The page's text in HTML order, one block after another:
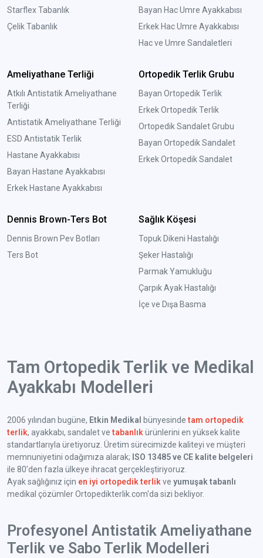
Starflex Tabanlık
Çelik Tabanlık
Bayan Hac Umre Ayakkabısı
Erkek Hac Umre Ayakkabısı
Hac ve Umre Sandaletleri
Ameliyathane Terliği
Atkılı Antistatik Ameliyathane
Terliği
Antistatik Ameliyathane Terliği
ESD Antistatik Terlik
Hastane Ayakkabısı
Bayan Hastane Ayakkabısı
Erkek Hastane Ayakkabısı
Ortopedik Terlik Grubu
Bayan Ortopedik Terlik
Erkek Ortopedik Terlik
Ortopedik Sandalet Grubu
Bayan Ortopedik Sandalet
Erkek Ortopedik Sandalet
Dennis Brown-Ters Bot
Dennis Brown Pev Botları
Ters Bot
Sağlık Köşesi
Topuk Dikeni Hastalığı
Şeker Hastalığı
Parmak Yamukluğu
Çarpık Ayak Hastalığı
İçe ve Dışa Basma
Tam Ortopedik Terlik ve Medikal
Ayakkabı Modelleri
2006 yılından bugüne, Etkin Medikal bünyesindetam ortopedik
terlik, ayakkabı, sandalet vetabanlık ürünlerini en yüksek kalite
standartlarıyla üretiyoruz. Üretim sürecimizde kaliteyi ve müşteri
memnuniyetini odağımıza alarak; ISO 13485 ve CE kalite belgeleri
ile 80’den fazla ülkeye ihracat gerçekleştiriyoruz.
Ayak sağlığınız için en iyi ortopedik terlik ve yumuşak tabanlı
medikal çözümler Ortopedikterlik.com'da sizi bekliyor.
Profesyonel Antistatik Ameliyathane
Terlik ve Sabo Terlik Modelleri